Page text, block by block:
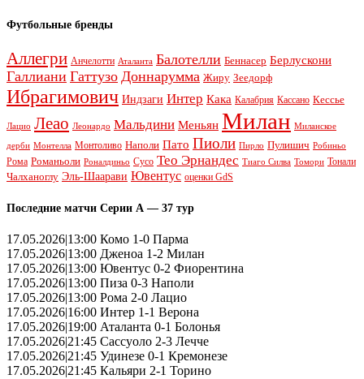
Футбольные бренды
Аллегри Анчелотти Аталанта Балотелли Беннасер Берлускони
Галлиани Гаттузо Доннарумма Жиру Зеедорф
Ибрагимович Индзаги Интер Кака Калабрия Кассано Кессье
Лацио Леао Леонардо Мальдини Меньян Милан Миланское
дерби Монтелла Монтоливо Наполи Пато Пиоли Пирло Пулишич Робиньо
Рома Романьоли Роналдиньо Сусо Тео Эрнандес Тиаго Силва Томори Тонали
Чалханоглу Эль-Шаарави Ювентус оценки GdS
Последние матчи Серии А — 37 тур
17.05.2026|13:00 Комо 1-0 Парма
17.05.2026|13:00 Дженоа 1-2 Милан
17.05.2026|13:00 Ювентус 0-2 Фиорентина
17.05.2026|13:00 Пиза 0-3 Наполи
17.05.2026|13:00 Рома 2-0 Лацио
17.05.2026|16:00 Интер 1-1 Верона
17.05.2026|19:00 Аталанта 0-1 Болонья
17.05.2026|21:45 Сассуоло 2-3 Лечче
17.05.2026|21:45 Удинезе 0-1 Кремонезе
17.05.2026|21:45 Кальяри 2-1 Торино